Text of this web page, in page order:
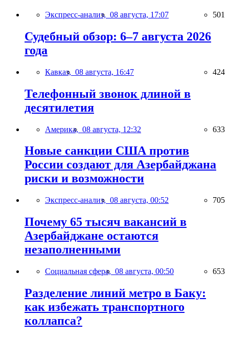
Экспресс-анализ, 08 августа, 17:07 501
Судебный обзор: 6–7 августа 2026
года
Кавказ, 08 августа, 16:47 424
Телефонный звонок длиной в
десятилетия
Америка, 08 августа, 12:32 633
Новые санкции США против
России создают для Азербайджана
риски и возможности
Экспресс-анализ, 08 августа, 00:52 705
Почему 65 тысяч вакансий в
Азербайджане остаются
незаполненными
Социальная сфера, 08 августа, 00:50 653
Разделение линий метро в Баку:
как избежать транспортного
коллапса?